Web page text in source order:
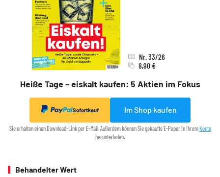
Heiße Tage – eiskalt kaufen: 5 Aktien im Fokus
Nr. 33/26
8,90 €
Sofortkauf Im Shop kaufen
Sie erhalten einen Download-Link per E-Mail. Außerdem können Sie gekaufte E-Paper in IhremKonto
herunterladen.
Behandelter Wert